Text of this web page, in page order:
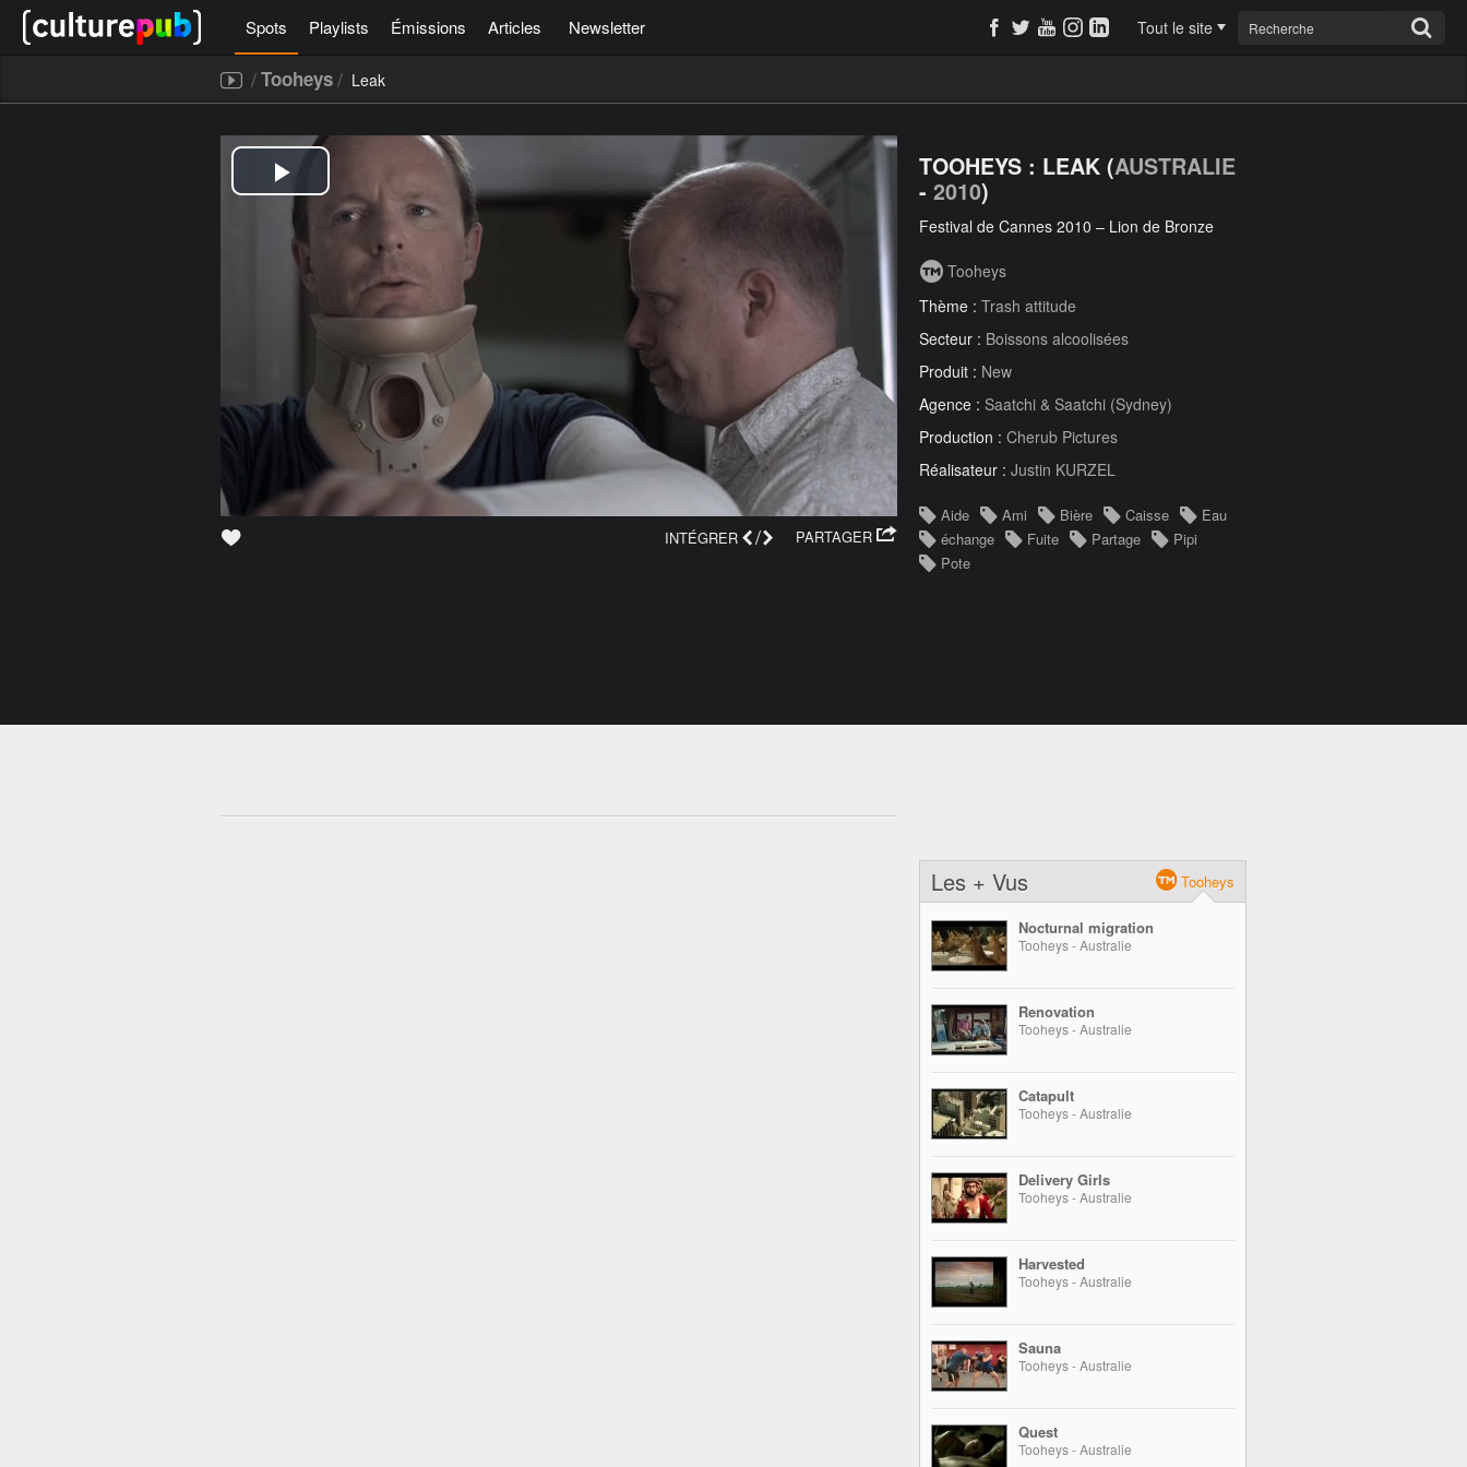
Spots Playlists Émissions Articles Newsletter Tout le site
/Tooheys/ Leak
PARTAGER
INTÉGRER /
TOOHEYS : LEAK (AUSTRALIE
- 2010)
Festival de Cannes 2010 – Lion de Bronze
Tooheys
Thème : Trash attitude
Secteur : Boissons alcoolisées
Produit : New
Agence : Saatchi & Saatchi (Sydney)
Production : Cherub Pictures
Réalisateur : Justin KURZEL
Aide Ami Bière Caisse
Eau
échange
Fuite Partage
Pipi
Pote
Les + Vus Tooheys
Nocturnal migration
Tooheys - Australie
Renovation
Tooheys - Australie
Catapult
Tooheys - Australie
Delivery Girls
Tooheys - Australie
Harvested
Tooheys - Australie
Sauna
Tooheys - Australie
Quest
Tooheys - Australie